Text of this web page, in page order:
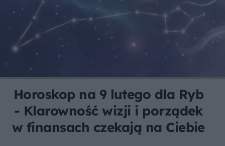
Horoskop na 9 lutego dla Ryb
- Klarowność wizji i porządek
w finansach czekają na Ciebie